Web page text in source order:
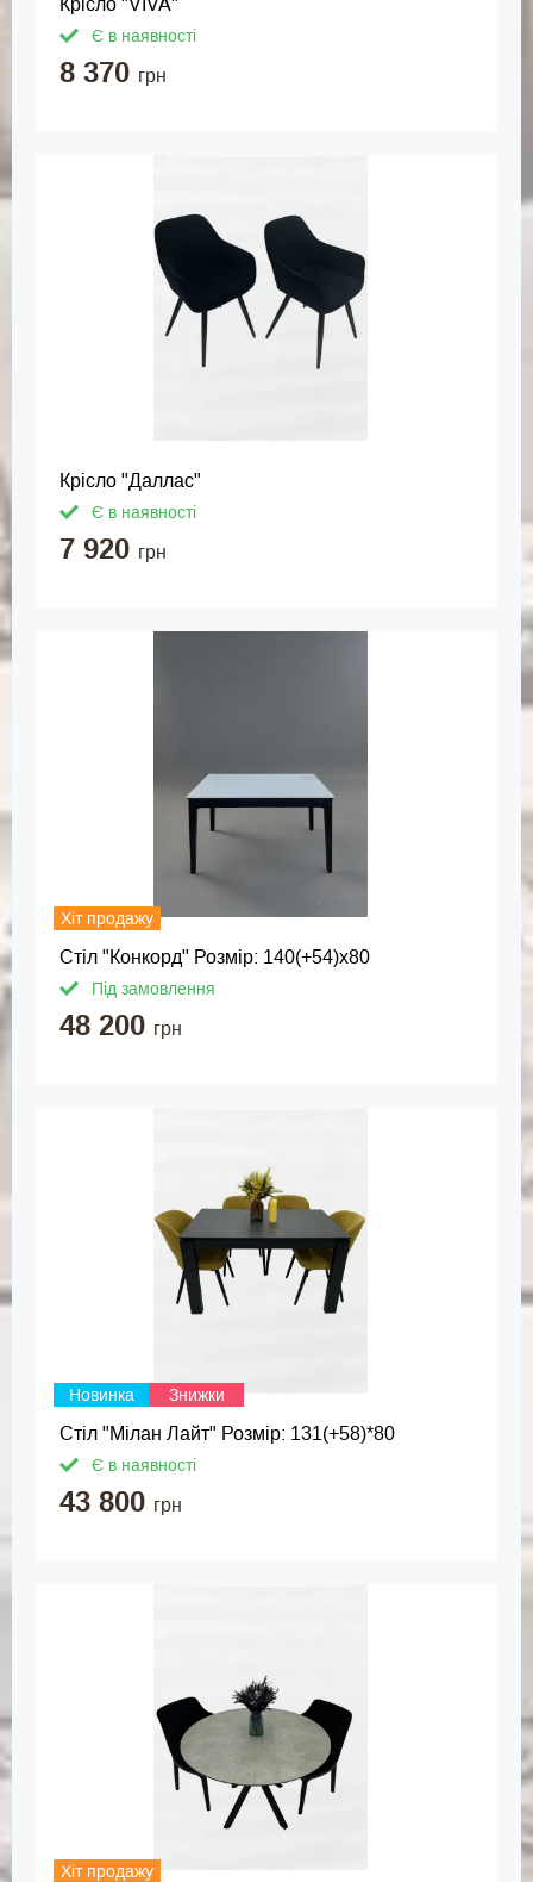
Крісло "VIVA"
Є в наявності
8 370 грн
Крісло "Даллас"
Є в наявності
7 920 грн
Хіт продажу
Стіл "Конкорд" Розмір: 140(+54)х80
Під замовлення
48 200 грн
Новинка Знижки
Стіл "Мілан Лайт" Розмір: 131(+58)*80
Є в наявності
43 800 грн
Хіт продажу